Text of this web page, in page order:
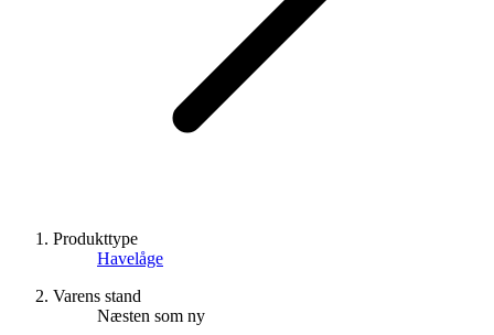
Produkttype
Havelåge
Varens stand
Næsten som ny